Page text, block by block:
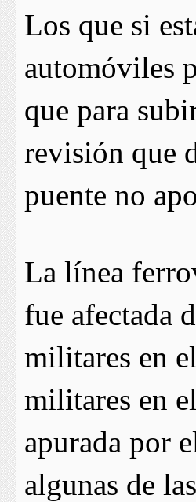
Los que si
automóviles
que para
revisión que
puente no
La línea
fue afectada
militares en
militares en
apurada por
algunas de